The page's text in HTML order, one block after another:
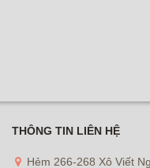
THÔNG TIN LIÊN HỆ
Hẻm 266-268 Xô Viết